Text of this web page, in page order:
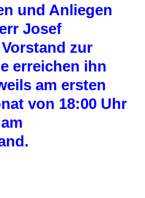
und Anliegen
Josef
zur
erreichen ihn
am ersten
von 18:00 Uhr